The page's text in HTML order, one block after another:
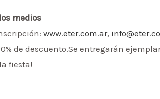
medios
www.eter.com.ar,
de descuento.Se entregarán
fiesta!